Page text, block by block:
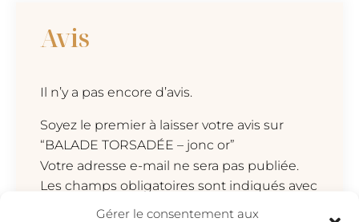
Gérer le consentement aux
Avis
Il n’y a pas encore d’avis.
Soyez le premier à laisser votre avis sur
“BALADE TORSADÉE – jonc or”
Votre adresse e-mail ne sera pas publiée.
Les champs obligatoires sont indiqués avec